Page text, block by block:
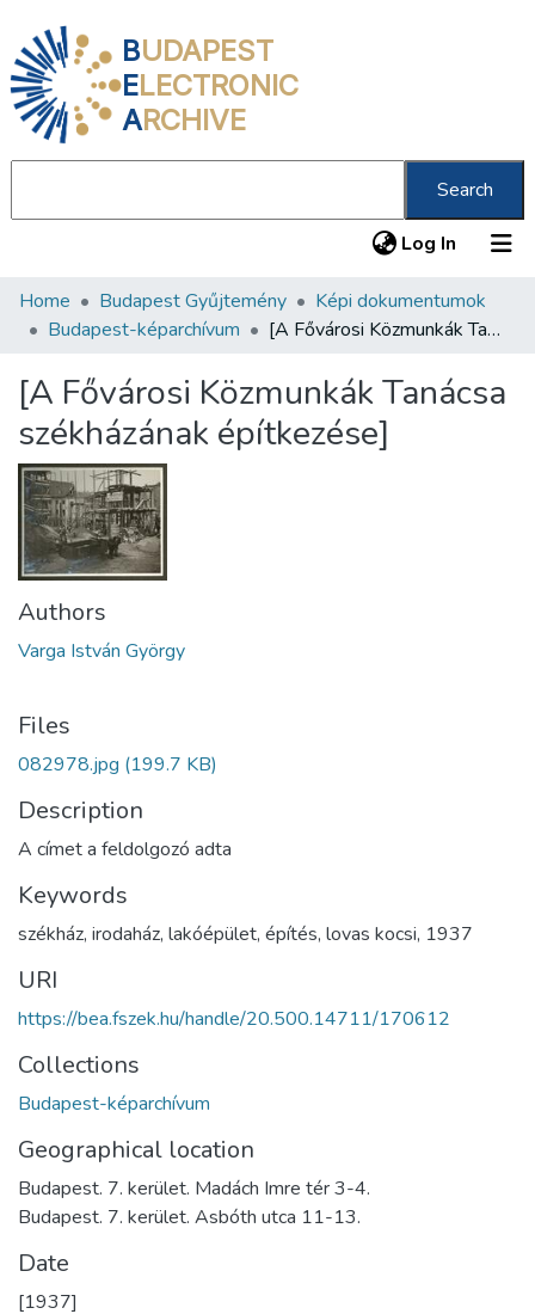
BUDAPEST
ELECTRONIC
ARCHIVE
Search
Log In (current)
Communities & Collections
Statistics
About us
Home Budapest Gyűjtemény
Képi dokumentumok
Budapest-képarchívum
[A Fővárosi Közmunkák Tanácsa székházának építkezése]
[A Fővárosi Közmunkák Tanácsa
székházának építkezése]
Authors
Varga István György
Files
082978.jpg (199.7 KB)
Description
A címet a feldolgozó adta
Keywords
székház, irodaház, lakóépület, építés, lovas kocsi, 1937
URI
https://bea.fszek.hu/handle/20.500.14711/170612
Collections
Budapest-képarchívum
Geographical location
Budapest. 7. kerület. Madách Imre tér 3-4.
Budapest. 7. kerület. Asbóth utca 11-13.
Date
[1937]